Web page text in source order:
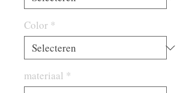
Color *
materiaal *